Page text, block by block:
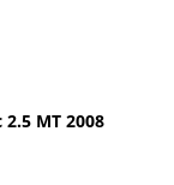
MT 2008